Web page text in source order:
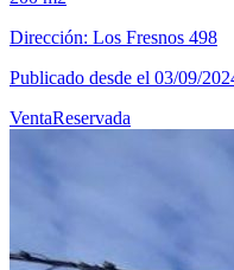
Dirección: Los Fresnos 498
Publicado desde el 03/09/
VentaReservada